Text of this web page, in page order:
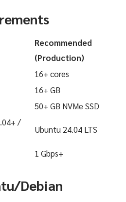
Recommended
(Production)
16+ cores
16+ GB
50+ GB NVMe SSD
/
Ubuntu 24.04 LTS
1 Gbps+
Debian